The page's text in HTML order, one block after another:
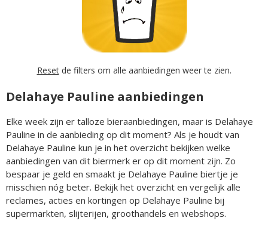
Resetde filters om alle aanbiedingen weer te zien.
Delahaye Pauline aanbiedingen
Elke week zijn er talloze bieraanbiedingen, maar is Delahaye
Pauline in de aanbieding op dit moment? Als je houdt van
Delahaye Pauline kun je in het overzicht bekijken welke
aanbiedingen van dit biermerk er op dit moment zijn. Zo
bespaar je geld en smaakt je Delahaye Pauline biertje je
misschien nóg beter. Bekijk het overzicht en vergelijk alle
reclames, acties en kortingen op Delahaye Pauline bij
supermarkten, slijterijen, groothandels en webshops.